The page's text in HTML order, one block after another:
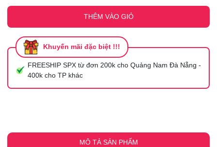
THÊM VÀO GIỎ
Khuyến mãi đặc biệt !!!
FREESHIP SPX từ đơn 200k cho Quảng Nam Đà Nẵng -
400k cho TP khác
MÔ TẢ SẢN PHẨM